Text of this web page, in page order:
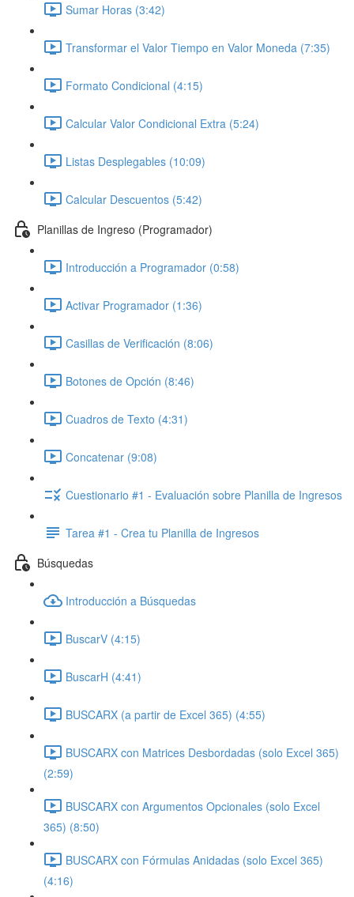
Sumar Horas (3:42)
Transformar el Valor Tiempo en Valor Moneda (7:35)
Formato Condicional (4:15)
Calcular Valor Condicional Extra (5:24)
Listas Desplegables (10:09)
Calcular Descuentos (5:42)
Planillas de Ingreso (Programador)
Introducción a Programador (0:58)
Activar Programador (1:36)
Casillas de Verificación (8:06)
Botones de Opción (8:46)
Cuadros de Texto (4:31)
Concatenar (9:08)
Cuestionario #1 - Evaluación sobre Planilla de Ingresos
Tarea #1 - Crea tu Planilla de Ingresos
Búsquedas
Introducción a Búsquedas
BuscarV (4:15)
BuscarH (4:41)
BUSCARX (a partir de Excel 365) (4:55)
BUSCARX con Matrices Desbordadas (solo Excel 365)
(2:59)
BUSCARX con Argumentos Opcionales (solo Excel
365) (8:50)
BUSCARX con Fórmulas Anidadas (solo Excel 365)
(4:16)